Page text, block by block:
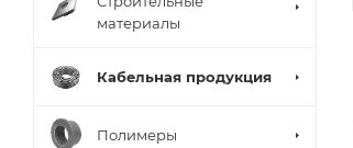
материалы
Кабельная продукция
Полимеры